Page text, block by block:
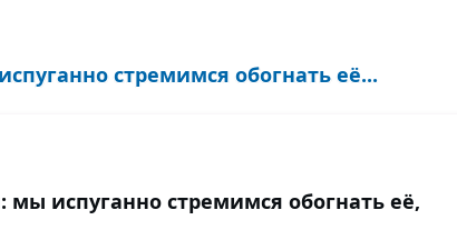
стремимся обогнать её...
испуганно стремимся обогнать её,